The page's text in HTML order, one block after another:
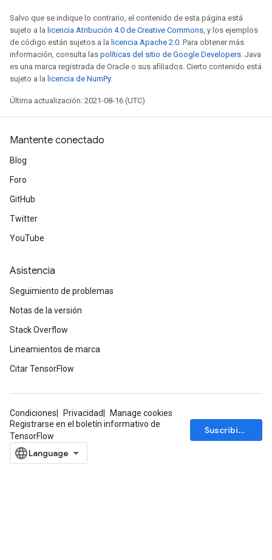
Salvo que se indique lo contrario, el contenido de esta página está
sujeto a la licencia Atribución 4.0 de Creative Commons, y los ejemplos
de código están sujetos a la licencia Apache 2.0. Para obtener más
información, consulta las políticas del sitio de Google Developers. Java
es una marca registrada de Oracle o sus afiliados. Cierto contenido está
sujeto a la licencia de NumPy.
Última actualización: 2021-08-16 (UTC)
Mantente conectado
Blog
Foro
GitHub
Twitter
YouTube
Asistencia
Seguimiento de problemas
Notas de la versión
Stack Overflow
Lineamientos de marca
Citar TensorFlow
Condiciones Privacidad
Manage cookies
Registrarse en el boletín informativo de
TensorFlow
Suscribirse